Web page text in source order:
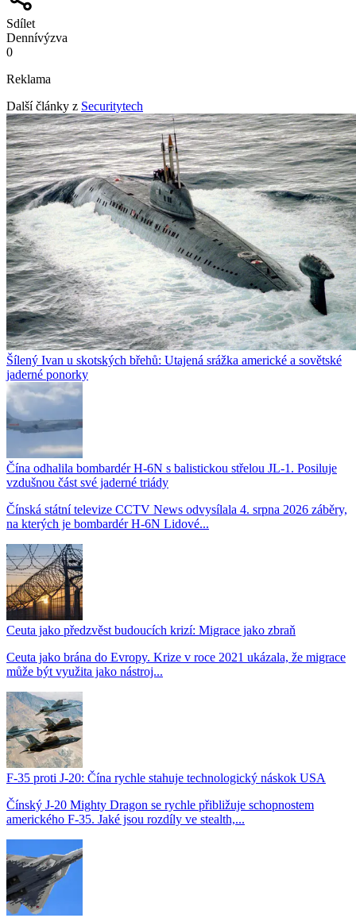
Sdílet
Dennívýzva
0
Reklama
Další články z Securitytech
Šílený Ivan u skotských břehů: Utajená srážka americké a sovětské
jaderné ponorky
Čína odhalila bombardér H-6N s balistickou střelou JL-1. Posiluje
vzdušnou část své jaderné triády
Čínská státní televize CCTV News odvysílala 4. srpna 2026 záběry,
na kterých je bombardér H-6N Lidové...
Ceuta jako předzvěst budoucích krizí: Migrace jako zbraň
Ceuta jako brána do Evropy. Krize v roce 2021 ukázala, že migrace
může být využita jako nástroj...
F-35 proti J-20: Čína rychle stahuje technologický náskok USA
Čínský J-20 Mighty Dragon se rychle přibližuje schopnostem
amerického F-35. Jaké jsou rozdíly ve stealth,...